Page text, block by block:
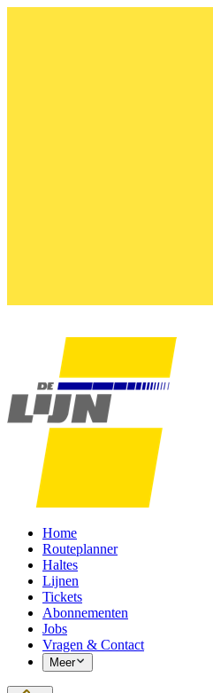
Home
Routeplanner
Haltes
Lijnen
Tickets
Abonnementen
Jobs
Vragen & Contact
Meer